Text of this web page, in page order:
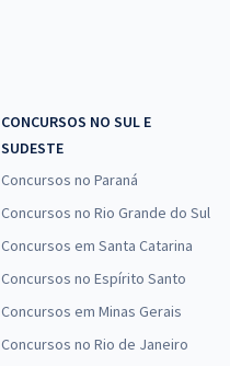
CONCURSOS NO SUL E
SUDESTE
Concursos no Paraná
Concursos no Rio Grande do Sul
Concursos em Santa Catarina
Concursos no Espírito Santo
Concursos em Minas Gerais
Concursos no Rio de Janeiro